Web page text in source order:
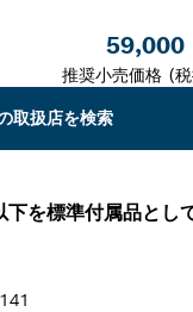
59,000
推奨小売価格 (
取扱店を検索
を標準付属品とし